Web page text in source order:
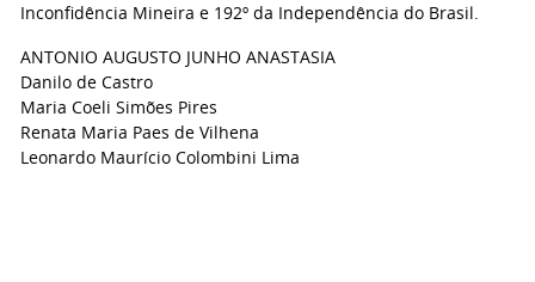
Inconfidência Mineira e 192º da Independência do Brasil.
ANTONIO AUGUSTO JUNHO ANASTASIA
Danilo de Castro
Maria Coeli Simões Pires
Renata Maria Paes de Vilhena
Leonardo Maurício Colombini Lima